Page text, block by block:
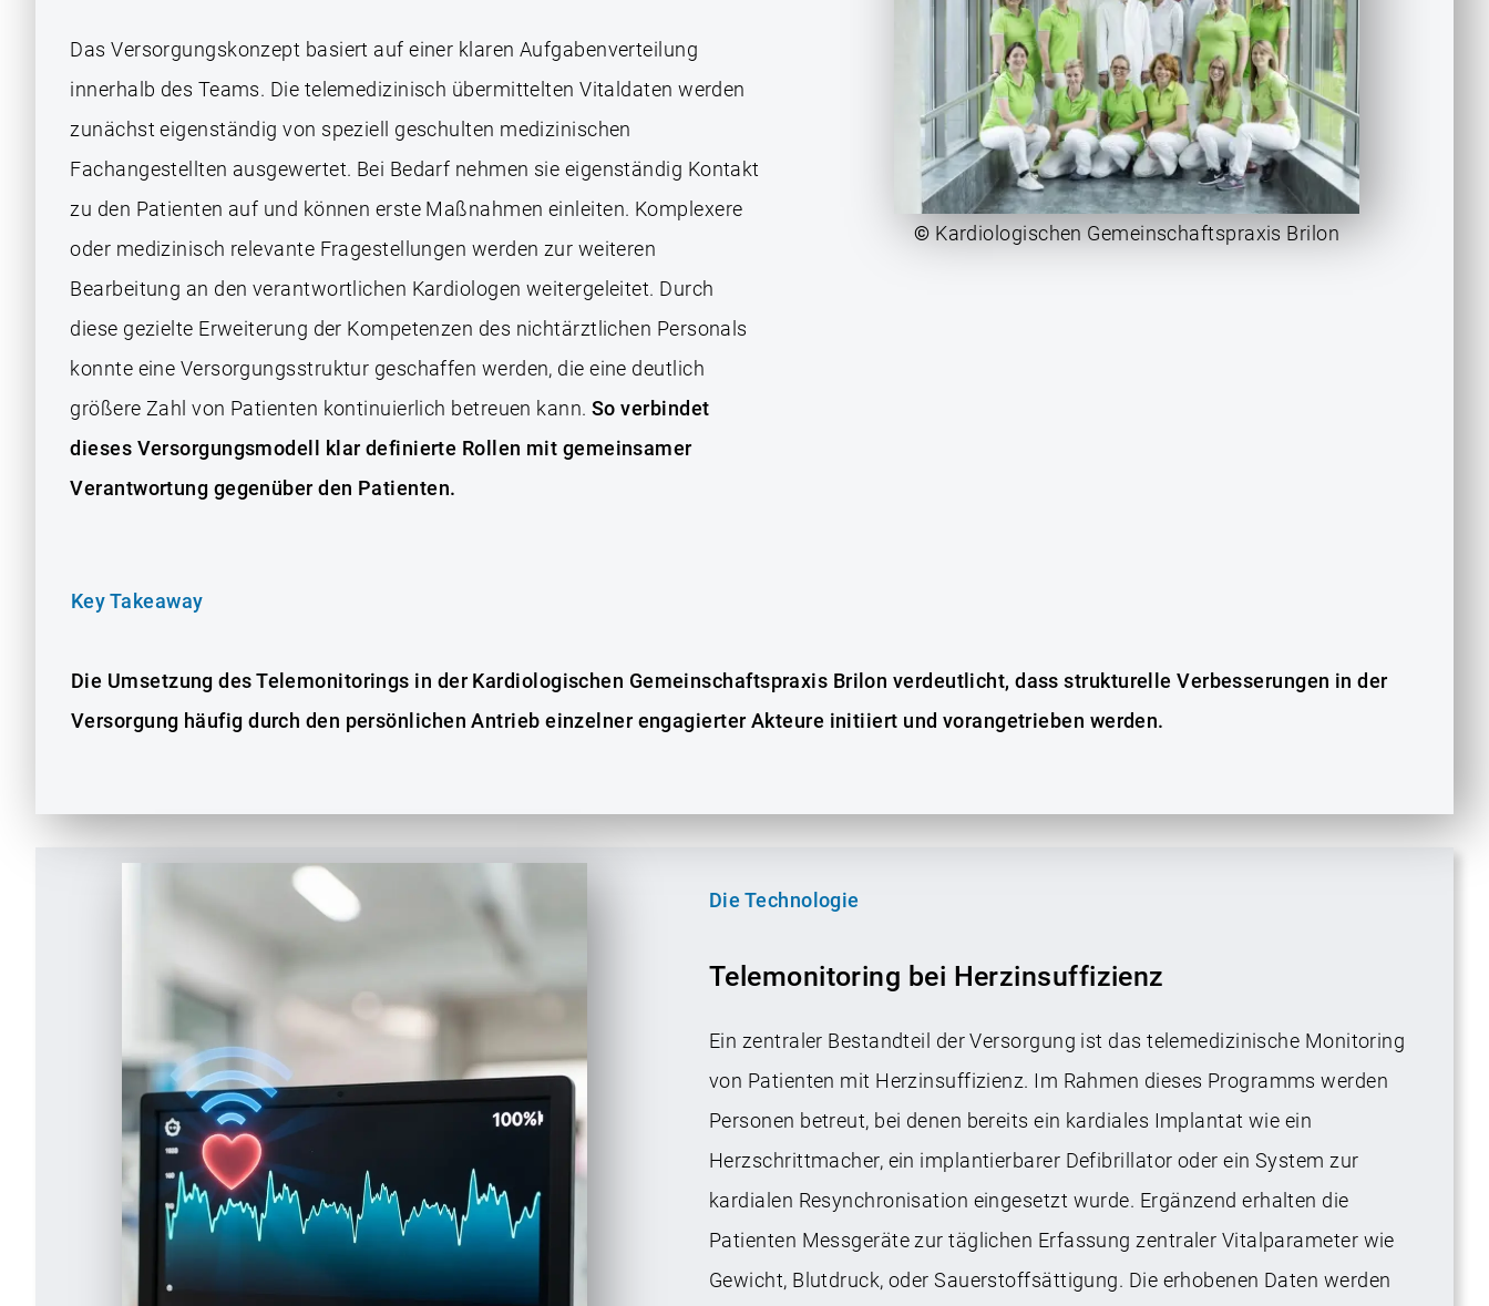
Das Versorgungskonzept basiert auf einer klaren Aufgabenverteilung
innerhalb des Teams. Die telemedizinisch übermittelten Vitaldaten werden
zunächst eigenständig von speziell geschulten medizinischen
Fachangestellten ausgewertet. Bei Bedarf nehmen sie eigenständig Kontakt
zu den Patienten auf und können erste Maßnahmen einleiten. Komplexere
oder medizinisch relevante Fragestellungen werden zur weiteren
Bearbeitung an den verantwortlichen Kardiologen weitergeleitet. Durch
diese gezielte Erweiterung der Kompetenzen des nichtärztlichen Personals
konnte eine Versorgungsstruktur geschaffen werden, die eine deutlich
größere Zahl von Patienten kontinuierlich betreuen kann.So verbindet
dieses Versorgungsmodell klar definierte Rollen mit gemeinsamer
Verantwortung gegenüber den Patienten.
© Kardiologischen Gemeinschaftspraxis Brilon
Key Takeaway
Die Umsetzung des Telemonitorings in der Kardiologischen Gemeinschaftspraxis Brilon verdeutlicht, dass strukturelle Verbesserungen in der
Versorgung häufig durch den persönlichen Antrieb einzelner engagierter Akteure initiiert und vorangetrieben werden.
Die Technologie
Telemonitoring bei Herzinsuffizienz
Ein zentraler Bestandteil der Versorgung ist das telemedizinische Monitoring
von Patienten mit Herzinsuffizienz. Im Rahmen dieses Programms werden
Personen betreut, bei denen bereits ein kardiales Implantat wie ein
Herzschrittmacher, ein implantierbarer Defibrillator oder ein System zur
kardialen Resynchronisation eingesetzt wurde. Ergänzend erhalten die
Patienten Messgeräte zur täglichen Erfassung zentraler Vitalparameter wie
Gewicht, Blutdruck, oder Sauerstoffsättigung. Die erhobenen Daten werden